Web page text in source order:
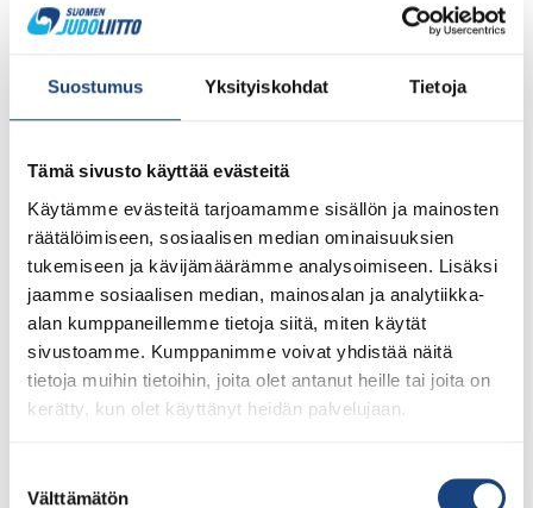
Suostumus Yksityiskohdat Tietoja
Tämä sivusto käyttää evästeitä
Käytämme evästeitä tarjoamamme sisällön ja mainosten
räätälöimiseen, sosiaalisen median ominaisuuksien
tukemiseen ja kävijämäärämme analysoimiseen. Lisäksi
jaamme sosiaalisen median, mainosalan ja analytiikka-
alan kumppaneillemme tietoja siitä, miten käytät
sivustoamme. Kumppanimme voivat yhdistää näitä
tietoja muihin tietoihin, joita olet antanut heille tai joita on
kerätty, kun olet käyttänyt heidän palvelujaan.
valinta
Välttämätön
28.7.2026
Uudet lisenssit ostettavissa
1.8.2026 alkaen
Voit 1.8.2026 lähtien ostaa Judoliiton lisenssin kaudelle
1.8.2026 – 31.7.2027 Suomisportissa. Uuden kauden
lisenssit eivät siis [...]